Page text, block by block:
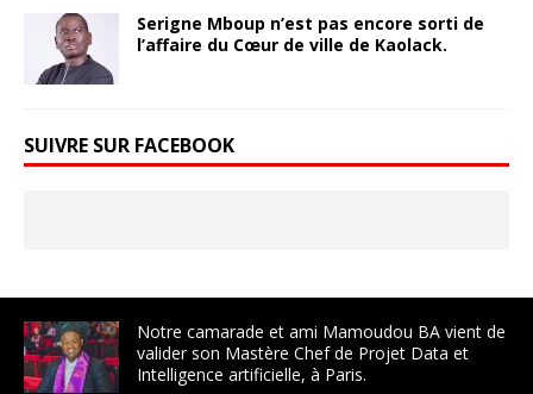
Serigne Mboup n’est pas encore sorti de
l’affaire du Cœur de ville de Kaolack.
SUIVRE SUR FACEBOOK
Notre camarade et ami Mamoudou BA vient de
valider son Mastère Chef de Projet Data et
Intelligence artificielle, à Paris.